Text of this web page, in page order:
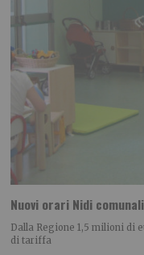
Nuovi orari Nidi
Dalla Regione 1,5 milioni di
di tariffa